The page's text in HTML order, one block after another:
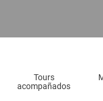
Tours
acompañados